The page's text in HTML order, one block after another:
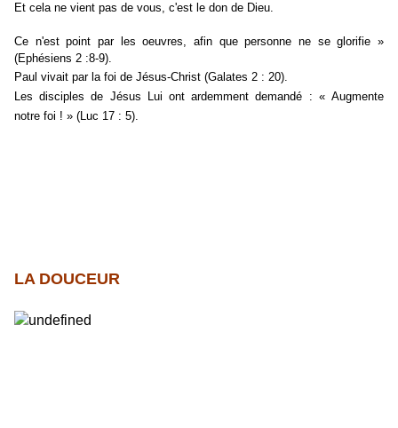
Et cela ne vient pas de vous, c'est le don de Dieu.
Ce n'est point par les oeuvres, afin que personne ne se glorifie »
(Ephésiens 2 :8-9).
Paul vivait par la foi de Jésus-Christ (Galates 2 : 20).
Les disciples de Jésus Lui ont ardemment demandé : « Augmente
notre foi ! » (Luc 17 : 5).
LA DOUCEUR